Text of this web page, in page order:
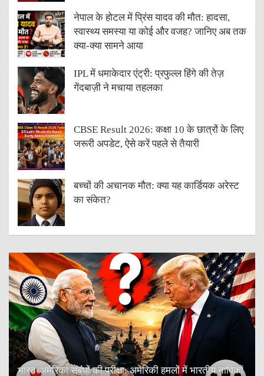
नेपाल के होटल में प्रिंस यादव की मौत: हादसा,
स्वास्थ्य समस्या या कोई और वजह? जानिए अब तक
क्या-क्या सामने आया
IPL में धमाकेदार एंट्री: प्रफुल्ल हिंगे की तेज़
गेंदबाज़ी ने मचाया तहलका
CBSE Result 2026: कक्षा 10 के छात्रों के लिए
जरूरी अपडेट, ऐसे करें पहले से तैयारी
बच्चों की अचानक मौत: क्या यह कार्डियक अरेस्ट
का संकेत?
भारत-अमेरिका संबंधों की परीक्षा: अमेरिकी हमलों में भारतीय नाविकों